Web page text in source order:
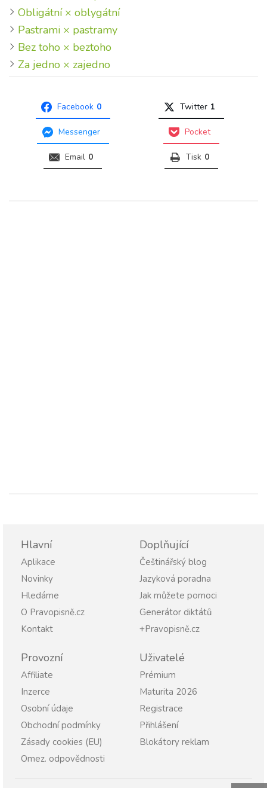
Obligátní × oblygátní
Pastrami × pastramy
Bez toho × beztoho
Za jedno × zajedno
Facebook 0 Twitter 1
Messenger Pocket
Email 0 Tisk 0
Hlavní
Aplikace
Novinky
Hledáme
O Pravopisně.cz
Kontakt
Doplňující
Češtinářský blog
Jazyková poradna
Jak můžete pomoci
Generátor diktátů
+Pravopisně.cz
Provozní
Affiliate
Inzerce
Osobní údaje
Obchodní podmínky
Zásady cookies (EU)
Omez. odpovědnosti
Uživatelé
Prémium
Maturita 2026
Registrace
Přihlášení
Blokátory reklam